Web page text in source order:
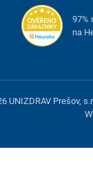
97%
na
UNIZDRAV Prešov,